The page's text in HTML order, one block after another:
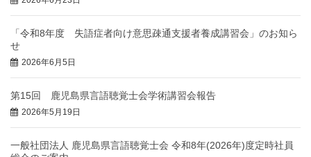
「令和8年度 失語症者向け意思疎通支援者養成講習会」のお知ら
せ
2026年6月5日
第15回 鹿児島県言語聴覚士会学術講習会報告
2026年5月19日
一般社団法人 鹿児島県言語聴覚士会 令和8年(2026年)度定時社員